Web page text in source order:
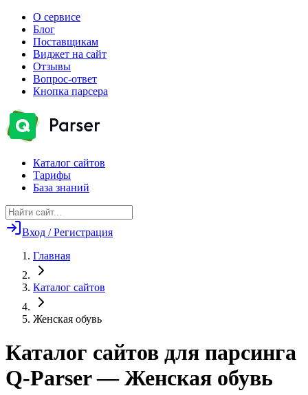
О сервисе
Блог
Поставщикам
Виджет на сайт
Отзывы
Вопрос-ответ
Кнопка парсера
Каталог сайтов
Тарифы
База знаний
Вход / Регистрация
Главная
Каталог сайтов
Женская обувь
Каталог сайтов для парсинга
Q-Parser— Женская обувь